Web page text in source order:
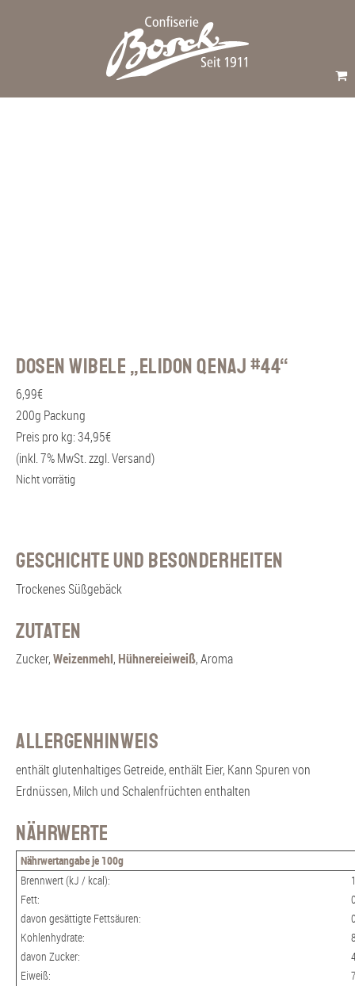
Dosen Wibele „Elidon Qenaj #44“
6,99€
200g Packung
Preis pro kg: 34,95€
(inkl. 7% MwSt. zzgl. Versand)
Nicht vorrätig
Geschichte und Besonderheiten
Trockenes Süßgebäck
Zutaten
Zucker,Weizenmehl, Hühnereieiweiß, Aroma
Allergenhinweis
enthält glutenhaltiges Getreide, enthält Eier, Kann Spuren von
Erdnüssen, Milch und Schalenfrüchten enthalten
Nährwerte
Nährwertangabe je 100g
Brennwert (kJ / kcal):
Fett:
davon gesättigte Fettsäuren:
Kohlenhydrate:
davon Zucker:
Eiweiß: